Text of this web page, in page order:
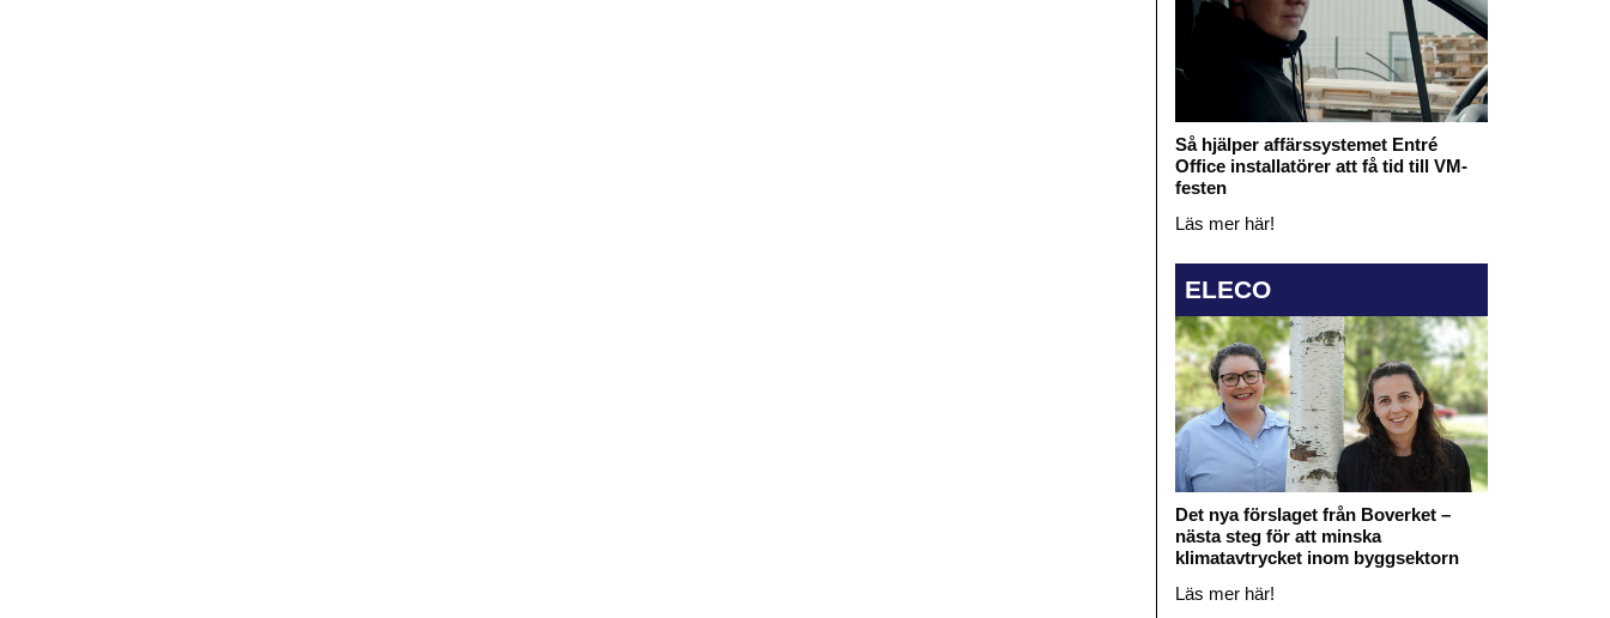
Så hjälper affärssystemet Entré
Office installatörer att få tid till VM-
festen
Läs mer här!
ELECO
Det nya förslaget från Boverket –
nästa steg för att minska
klimatavtrycket inom byggsektorn
Läs mer här!